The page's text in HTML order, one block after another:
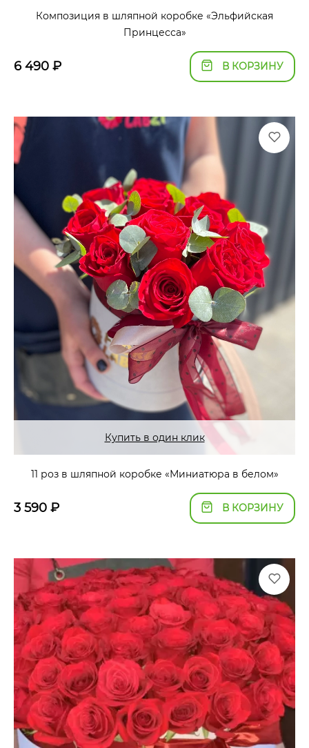
Композиция в шляпной коробке «Эльфийская
Принцесса»
6 490 ₽ В КОРЗИНУ
Купить в один клик
11 роз в шляпной коробке «Миниатюра в белом»
3 590 ₽ В КОРЗИНУ